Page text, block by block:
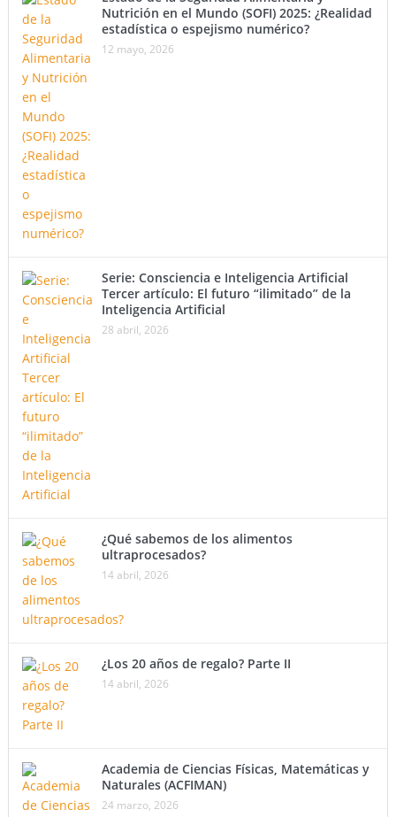
Nutrición en el Mundo (SOFI) 2025: ¿Realidad
estadística o espejismo numérico?
12 mayo, 2026
Serie: Consciencia e Inteligencia Artificial
Tercer artículo: El futuro “ilimitado” de la
Inteligencia Artificial
28 abril, 2026
¿Qué sabemos de los alimentos
ultraprocesados?
14 abril, 2026
¿Los 20 años de regalo? Parte II
14 abril, 2026
Academia de Ciencias Físicas, Matemáticas y
Naturales (ACFIMAN)
24 marzo, 2026